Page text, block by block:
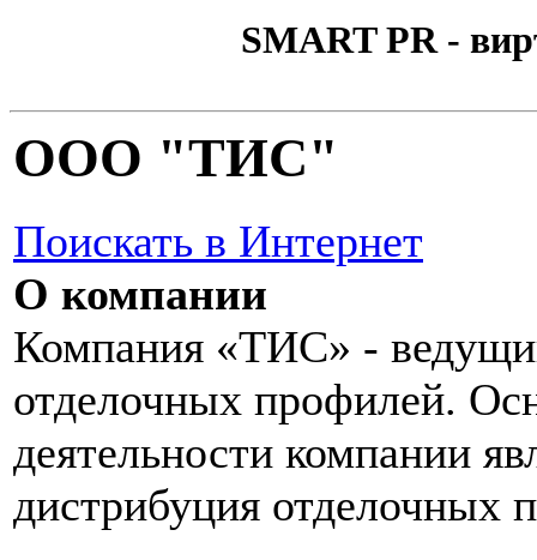
SMART PR -
ООО "ТИС"
Поискать в Интернет
О компании
Компания «ТИС» -
отделочных профилей.
деятельности компании
дистрибуция отделочных